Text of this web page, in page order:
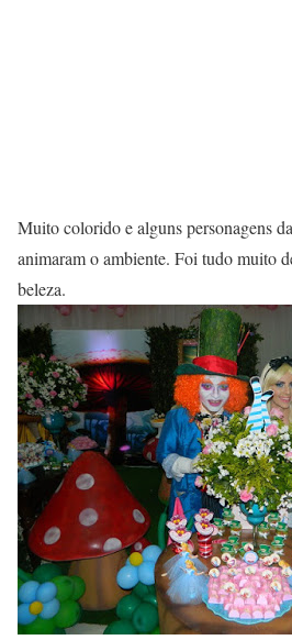
Muito colorido e alguns personagens
animaram o ambiente. Foi tudo muito
beleza.